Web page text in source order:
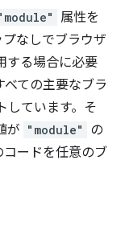
属性を
なしでブラウザ
する場合に必要
ての主要なブラ
しています。そ
が "module" の
ードを任意のブ